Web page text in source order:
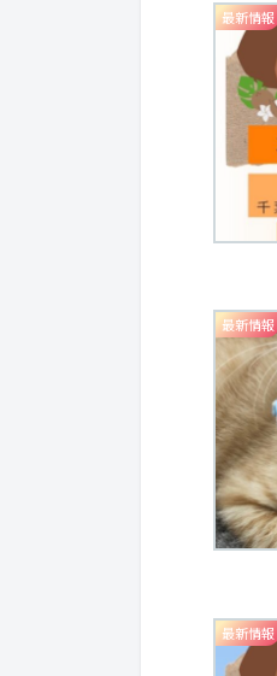
最新情報
最新情報
最新情報